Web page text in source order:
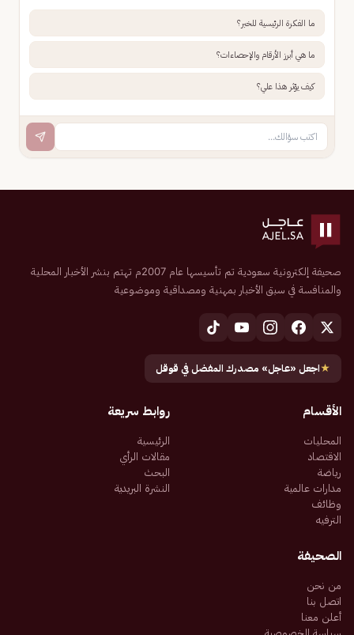
ما الفكرة الرئيسية للخبر؟
ما هي أبرز الأرقام والإحصاءات؟
كيف يؤثر هذا علي؟
صحيفة إلكترونية سعودية تم تأسيسها عام 2007م تهتم بنشر الأخبار المحلية
والمنافسة في سبق الأخبار بمهنية ومصداقية وموضوعية
★اجعل «عاجل» مصدرك المفضل في قوقل
الأقسام
المحليات
الاقتصاد
رياضة
مدارات عالمية
وظائف
الترفيه
روابط سريعة
الرئيسية
مقالات الرأي
البحث
النشرة البريدية
الصحيفة
من نحن
اتصل بنا
أعلن معنا